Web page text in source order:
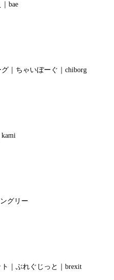
bae
｜ちゃいぼーぐ｜chiborg
グリー
｜ぶれぐじっと｜brexit